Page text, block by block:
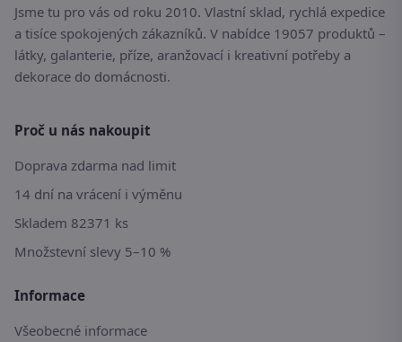
Jsme tu pro vás od roku 2010. Vlastní sklad, rychlá expedice
a tisíce spokojených zákazníků. V nabídce 19057 produktů –
látky, galanterie, příze, aranžovací i kreativní potřeby a
dekorace do domácnosti.
Proč u nás nakoupit
Doprava zdarma nad limit
14 dní na vrácení i výměnu
Skladem 82371 ks
Množstevní slevy 5–10 %
Informace
Všeobecné informace